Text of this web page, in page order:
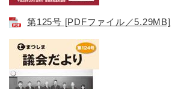
第125号​ [PDFファイル／5.29MB]